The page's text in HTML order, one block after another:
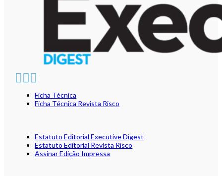
Ficha Técnica
Ficha Técnica Revista Risco
Estatuto Editorial Executive Digest
Estatuto Editorial Revista Risco
Assinar Edição Impressa